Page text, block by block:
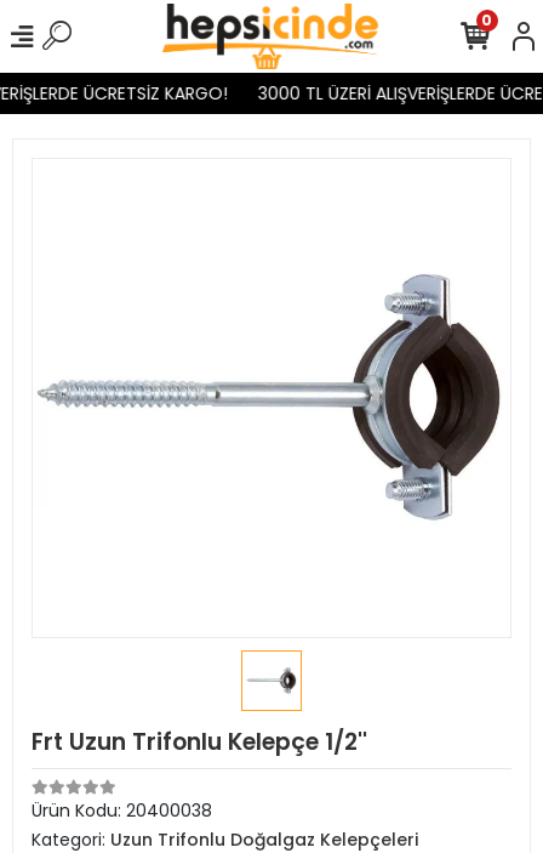
ÜCRETSİZ KARGO! 3000 TL ÜZERİ ALIŞVERİŞLERDE
0
Frt Uzun Trifonlu Kelepçe 1/2''
Ürün Kodu: 20400038
Kategori: Uzun Trifonlu Doğalgaz Kelepçeleri